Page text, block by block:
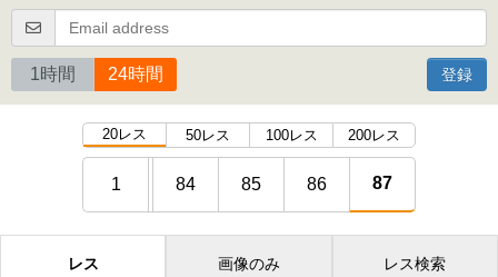
1時間 24時間 登録
20レス 50レス 100レス 200レス
1 84 85 86 87
レス 画像のみ レス検索